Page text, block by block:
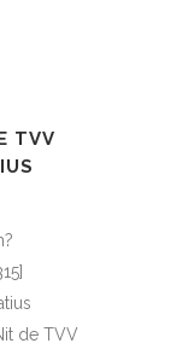
TVV
de TVV